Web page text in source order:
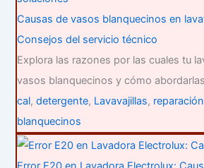
Causas de vasos blanquecinos en
Consejos del servicio técnico
Explora las razones por las cuales tu
vasos blanquecinos y cómo
cal,detergente, Lavavajillas, reparación
blanquecinos